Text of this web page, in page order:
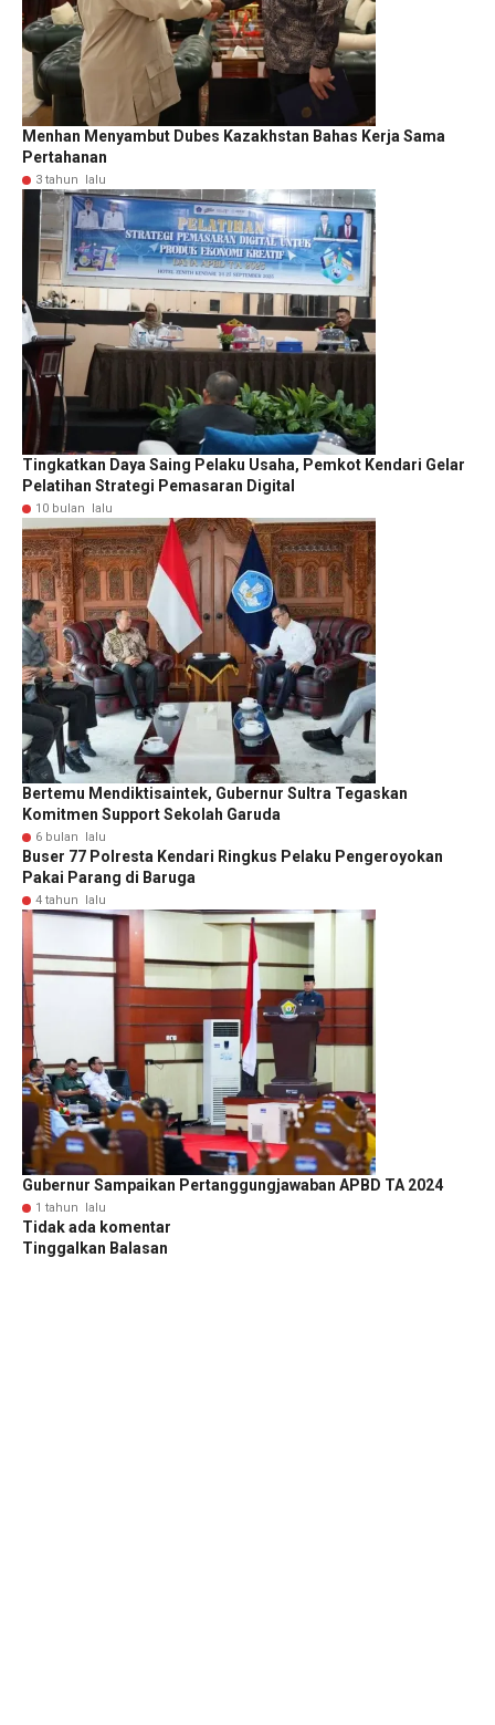
Menhan Menyambut Dubes Kazakhstan Bahas Kerja Sama
Pertahanan
3 tahun lalu
Tingkatkan Daya Saing Pelaku Usaha, Pemkot Kendari Gelar
Pelatihan Strategi Pemasaran Digital
10 bulan lalu
Bertemu Mendiktisaintek, Gubernur Sultra Tegaskan
Komitmen Support Sekolah Garuda
6 bulan lalu
Buser 77 Polresta Kendari Ringkus Pelaku Pengeroyokan
Pakai Parang di Baruga
4 tahun lalu
Gubernur Sampaikan Pertanggungjawaban APBD TA 2024
1 tahun lalu
Tidak ada komentar
Tinggalkan Balasan